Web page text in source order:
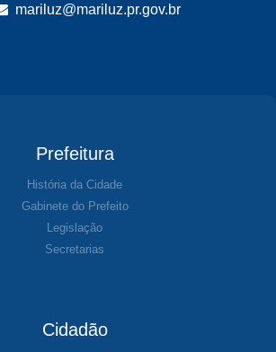
mariluz@mariluz.pr.gov.br
Prefeitura
História da Cidade
Gabinete do Prefeito
Legislação
Secretarias
Cidadão